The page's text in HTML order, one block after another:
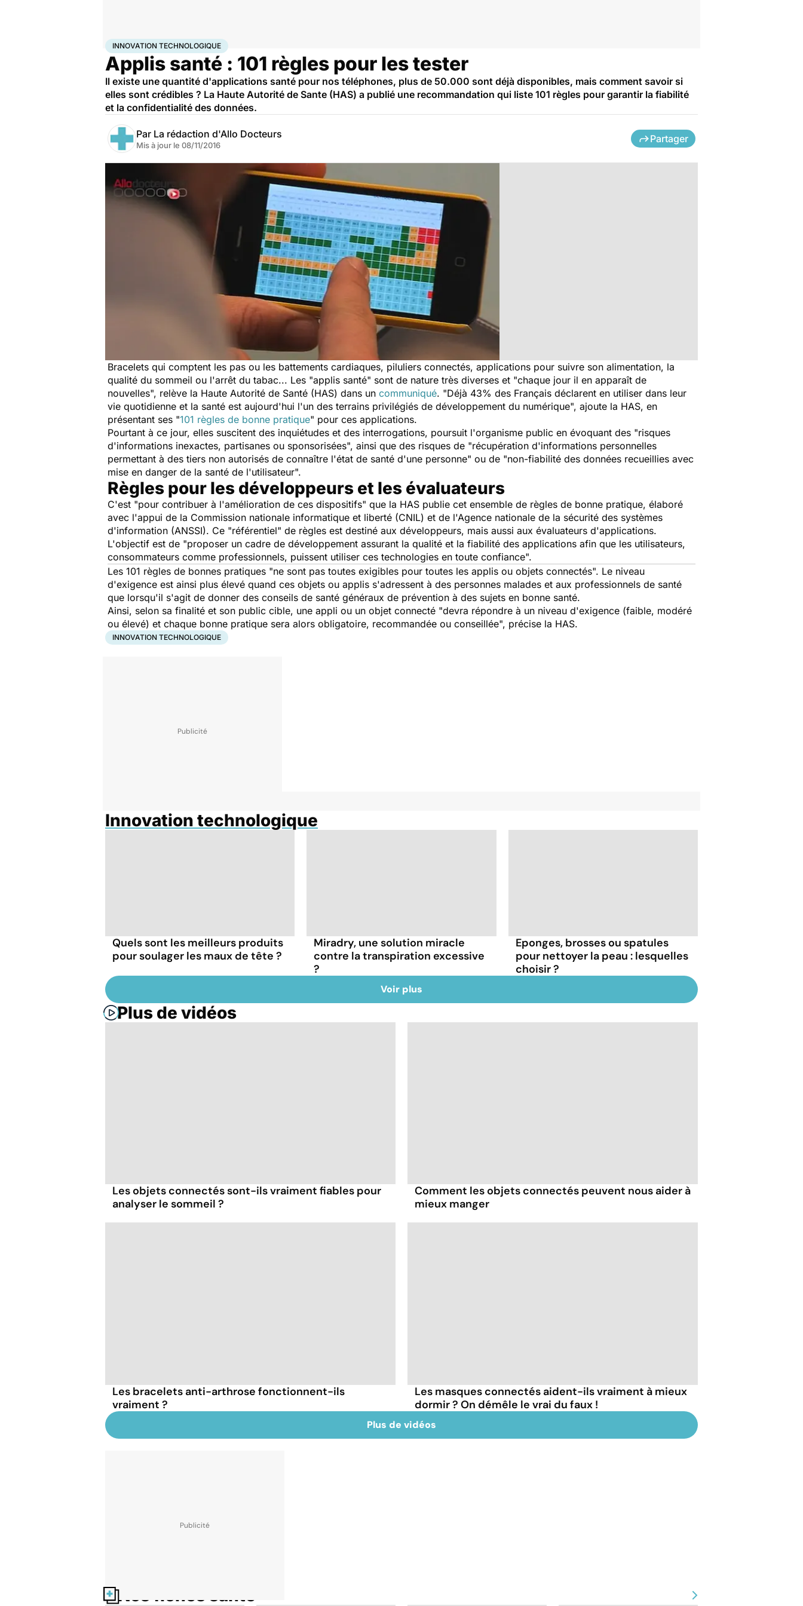
AccueilSantéInnovation technologique
INNOVATION TECHNOLOGIQUE
Applis santé : 101 règles pour les tester
Il existe une quantité d'applications santé pour nos téléphones, plus de 50.000 sont déjà disponibles, mais comment savoir si
elles sont crédibles ? La Haute Autorité de Sante (HAS) a publié une recommandation qui liste 101 règles pour garantir la fiabilité
et la confidentialité des données.
Par La rédaction d'Allo Docteurs
Mis à jour le 08/11/2016
Partager
Bracelets qui comptent les pas ou les battements cardiaques, piluliers connectés, applications pour suivre son alimentation, la
qualité du sommeil ou l'arrêt du tabac... Les "applis santé" sont de nature très diverses et "chaque jour il en apparaît de
nouvelles", relève la Haute Autorité de Santé (HAS) dans un communiqué. "Déjà 43% des Français déclarent en utiliser dans leur
vie quotidienne et la santé est aujourd'hui l'un des terrains privilégiés de développement du numérique", ajoute la HAS, en
présentant ses "101 règles de bonne pratique" pour ces applications.
Pourtant à ce jour, elles suscitent des inquiétudes et des interrogations, poursuit l'organisme public en évoquant des "risques
d'informations inexactes, partisanes ou sponsorisées", ainsi que des risques de "récupération d'informations personnelles
permettant à des tiers non autorisés de connaître l'état de santé d'une personne" ou de "non-fiabilité des données recueillies avec
mise en danger de la santé de l'utilisateur".
Règles pour les développeurs et les évaluateurs
C'est "pour contribuer à l'amélioration de ces dispositifs" que la HAS publie cet ensemble de règles de bonne pratique, élaboré
avec l'appui de la Commission nationale informatique et liberté (CNIL) et de l'Agence nationale de la sécurité des systèmes
d'information (ANSSI). Ce "référentiel" de règles est destiné aux développeurs, mais aussi aux évaluateurs d'applications.
L'objectif est de "proposer un cadre de développement assurant la qualité et la fiabilité des applications afin que les utilisateurs,
consommateurs comme professionnels, puissent utiliser ces technologies en toute confiance".
Les 101 règles de bonnes pratiques "ne sont pas toutes exigibles pour toutes les applis ou objets connectés". Le niveau
d'exigence est ainsi plus élevé quand ces objets ou applis s'adressent à des personnes malades et aux professionnels de santé
que lorsqu'il s'agit de donner des conseils de santé généraux de prévention à des sujets en bonne santé.
Ainsi, selon sa finalité et son public cible, une appli ou un objet connecté "devra répondre à un niveau d'exigence (faible, modéré
ou élevé) et chaque bonne pratique sera alors obligatoire, recommandée ou conseillée", précise la HAS.
INNOVATION TECHNOLOGIQUE
Innovation technologique
Quels sont les meilleurs produits
pour soulager les maux de tête ?
Miradry, une solution miracle
contre la transpiration excessive
?
Eponges, brosses ou spatules
pour nettoyer la peau : lesquelles
choisir ?
Voir plus
Plus de vidéos
Les objets connectés sont-ils vraiment fiables pour
analyser le sommeil ?
Comment les objets connectés peuvent nous aider à
mieux manger
Les bracelets anti-arthrose fonctionnent-ils
vraiment ?
Les masques connectés aident-ils vraiment à mieux
dormir ? On démêle le vrai du faux !
Plus de vidéos
Nos fiches santé